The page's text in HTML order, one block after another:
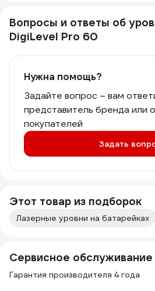
Вопросы и ответы об
DigiLevel Pro 60
Нужна помощь?
Задайте вопрос – вам
представитель бренда или
покупателей
Задать
Этот товар из подборок
Лазерные уровни на батарейках
Сервисное обслуживание
Гарантия производителя 4 года